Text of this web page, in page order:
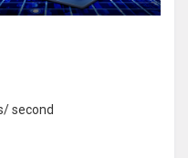
second